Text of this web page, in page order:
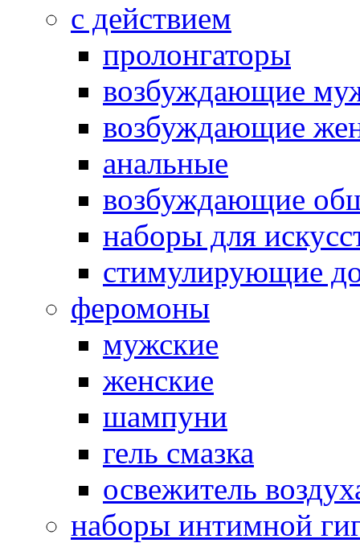
с действием
пролонгаторы
возбуждающие
возбуждающие
анальные
возбуждающие
наборы для
стимулирующие
феромоны
мужские
женские
шампуни
гель смазка
освежитель
наборы интимной